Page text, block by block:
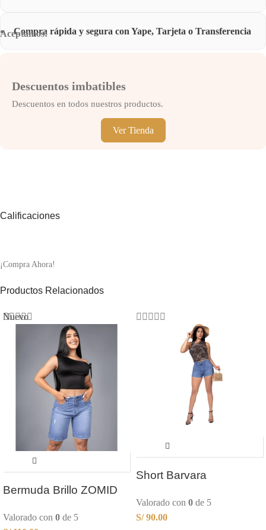
Compra rápida y segura con Yape, Tarjeta o Transferencia
Aceptamos:
Descuentos imbatibles
Descuentos en todos nuestros productos.
Ver Tienda
Calificaciones
¡Compra Ahora!
Productos Relacionados
Nuevo
Bermuda Brillo ZOMID
Valorado con 0 de 5
Short Barvara
Valorado con 0 de 5
S/90.00